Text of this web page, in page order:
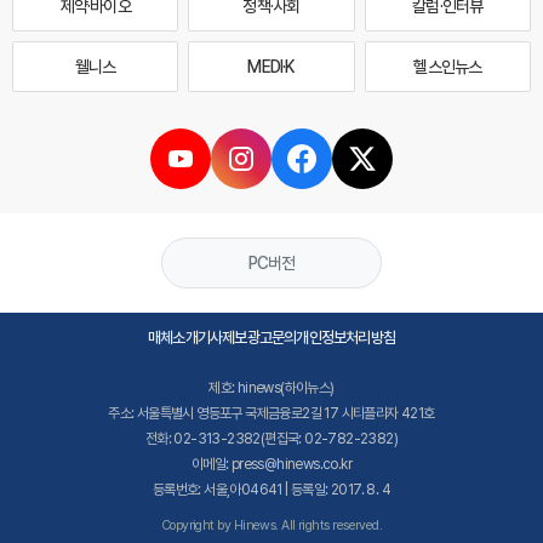
제약·바이오 정책·사회 칼럼·인터뷰
웰니스 MEDI·K 헬스인뉴스
PC버전
매체소개기사제보광고문의개인정보처리방침
제호: hinews(하이뉴스)
주소: 서울특별시 영등포구 국제금융로2길 17 시티플라자 421호
전화: 02-313-2382(편집국: 02-782-2382)
이메일: press@hinews.co.kr
등록번호: 서울,아04641 | 등록일: 2017. 8. 4
Copyright by Hinews. All rights reserved.